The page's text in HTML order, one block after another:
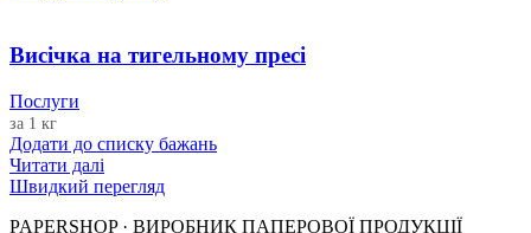
Висічка на тигельному пресі
Послуги
за 1 кг
Додати до списку бажань
Читати далі
Швидкий перегляд
PAPERSHOP · ВИРОБНИК ПАПЕРОВОЇ ПРОДУКЦІЇ